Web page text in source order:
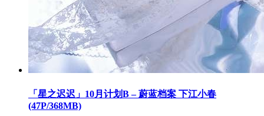
「星之迟迟」10月计划B – 蔚蓝档案 下江小春
(47P/368MB)